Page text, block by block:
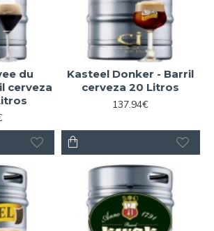
du
cerveza
Kasteel Donker - Barril
cerveza 20 Litros
137.94€